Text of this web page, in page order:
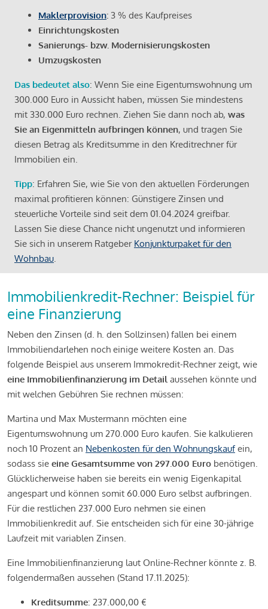
Maklerprovision: 3 % des Kaufpreises
Einrichtungskosten
Sanierungs- bzw. Modernisierungskosten
Umzugskosten
Das bedeutet also: Wenn Sie eine Eigentumswohnung um
300.000 Euro in Aussicht haben, müssen Sie mindestens
mit 330.000 Euro rechnen. Ziehen Sie dann noch ab, was
Sie an Eigenmitteln aufbringen können, und tragen Sie
diesen Betrag als Kreditsumme in den Kreditrechner für
Immobilien ein.
Tipp: Erfahren Sie, wie Sie von den aktuellen Förderungen
maximal profitieren können: Günstigere Zinsen und
steuerliche Vorteile sind seit dem 01.04.2024 greifbar.
Lassen Sie diese Chance nicht ungenutzt und informieren
Sie sich in unserem Ratgeber Konjunkturpaket für den
Wohnbau.
Immobilienkredit-Rechner: Beispiel für
eine Finanzierung
Neben den Zinsen (d. h. den Sollzinsen) fallen bei einem
Immobiliendarlehen noch einige weitere Kosten an. Das
folgende Beispiel aus unserem Immokredit-Rechner zeigt, wie
eine Immobilienfinanzierung im Detail aussehen könnte und
mit welchen Gebühren Sie rechnen müssen:
Martina und Max Mustermann möchten eine
Eigentumswohnung um 270.000 Euro kaufen. Sie kalkulieren
noch 10 Prozent an Nebenkosten für den Wohnungskaufein,
sodass sie eine Gesamtsumme von 297.000 Euro benötigen.
Glücklicherweise haben sie bereits ein wenig Eigenkapital
angespart und können somit 60.000 Euro selbst aufbringen.
Für die restlichen 237.000 Euro nehmen sie einen
Immobilienkredit auf. Sie entscheiden sich für eine 30-jährige
Laufzeit mit variablen Zinsen.
Eine Immobilienfinanzierung laut Online-Rechner könnte z. B.
folgendermaßen aussehen (Stand 17.11.2025):
Kreditsumme: 237.000,00 €